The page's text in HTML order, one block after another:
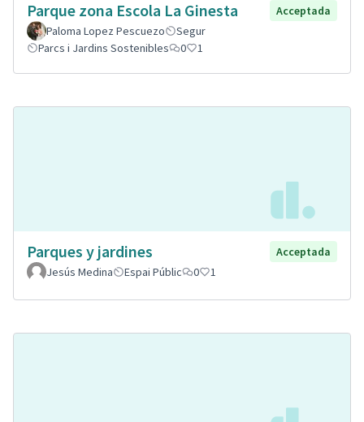
Parque zona Escola La Ginesta
Acceptada
Paloma Lopez Pescuezo
Segur
Parcs i Jardins Sostenibles
0 1
Parques y jardines
Acceptada
Jesús Medina
Espai Públic 0 1